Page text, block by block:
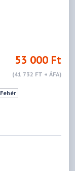
53 000 Ft
(41 732 FT + ÁFA)
Fehér